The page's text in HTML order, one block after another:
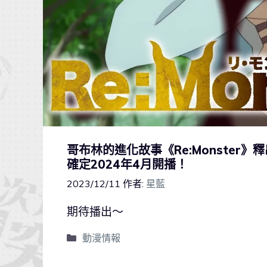
哥布林的進化故事《Re:Monster》
確定2024年4月開播！
2023/12/11 作者: 星藍
期待播出～
動漫情報